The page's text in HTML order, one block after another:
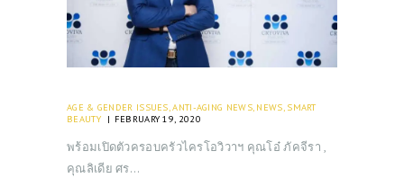
AGE & GENDER ISSUES,ANTI-AGING NEWS, NEWS, SMART
BEAUTY
FEBRUARY 19, 2020
พร้อมเปิดตัวครอบครัวไครโอวิวาฯ คุณโอ๋ ภัคจีรา ,
คุณลิเดีย ศร…